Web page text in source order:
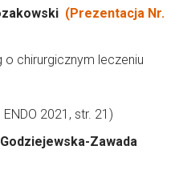
(Prezentacja Nr.
leczeniu
2021, str. 21)
Zawada